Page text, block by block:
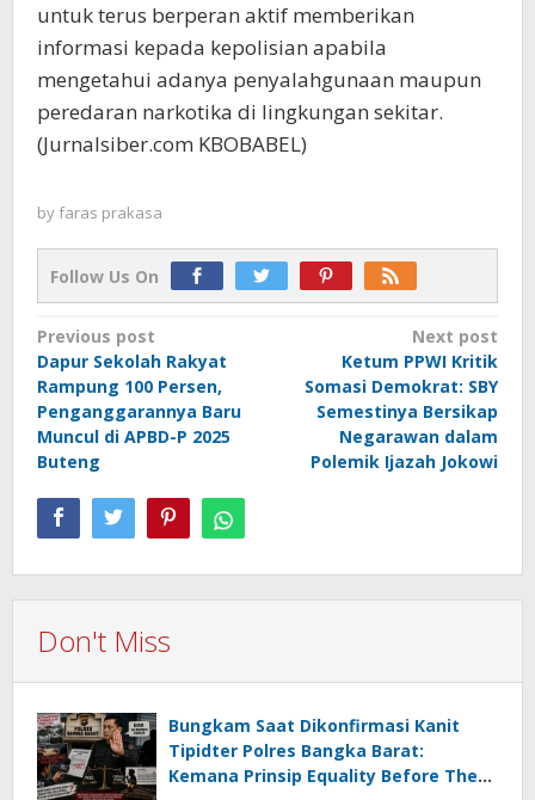
untuk terus berperan aktif memberikan
informasi kepada kepolisian apabila
mengetahui adanya penyalahgunaan maupun
peredaran narkotika di lingkungan sekitar.
(Jurnalsiber.com KBOBABEL)
by faras prakasa
Follow Us On
Post
navigation
Previous post
Dapur Sekolah Rakyat
Rampung 100 Persen,
Penganggarannya Baru
Muncul di APBD-P 2025
Buteng
Next post
Ketum PPWI Kritik
Somasi Demokrat: SBY
Semestinya Bersikap
Negarawan dalam
Polemik Ijazah Jokowi
Don't Miss
Bungkam Saat Dikonfirmasi Kanit
Tipidter Polres Bangka Barat:
Kemana Prinsip Equality Before The